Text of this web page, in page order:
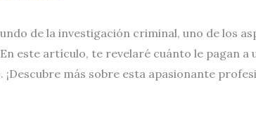
de la investigación criminal, uno de los
este artículo, te revelaré cuánto le pagan
¡Descubre más sobre esta apasionante